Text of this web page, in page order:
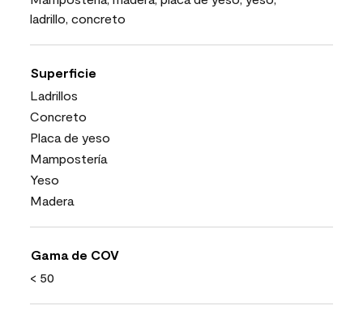
ladrillo, concreto
Superficie
Ladrillos
Concreto
Placa de yeso
Mampostería
Yeso
Madera
Gama de COV
< 50